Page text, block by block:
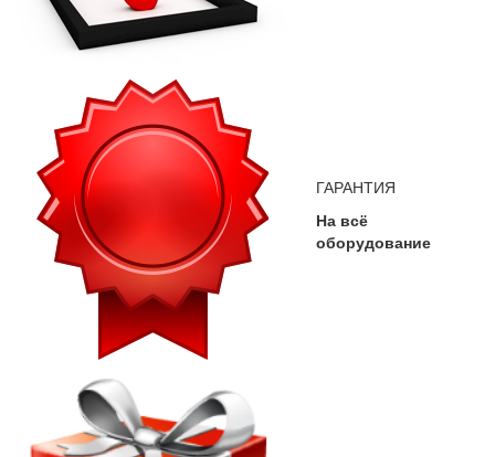
ГАРАНТИЯ
На всё
оборудование